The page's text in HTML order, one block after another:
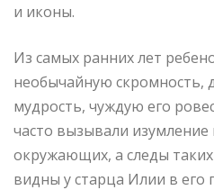
и иконы.
Из самых ранних лет
необычайную скромность,
мудрость, чуждую его
часто вызывали
окружающих, а следы
видны у старца Илии в его